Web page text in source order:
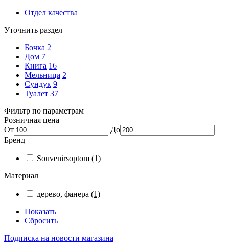
Отдел качества
Уточнить раздел
Бочка 2
Дом 7
Книга 16
Мельница 2
Сундук 9
Туалет 37
Фильтр по параметрам
Розничная цена
От
До
Бренд
Souvenirsoptom (1)
Материал
дерево, фанера (1)
Показать
Сбросить
Подписка на новости магазина